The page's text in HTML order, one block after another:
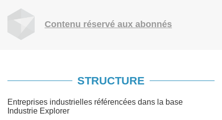
Contenu réservé aux abonnés
STRUCTURE
Entreprises industrielles référencées dans la base
Industrie Explorer